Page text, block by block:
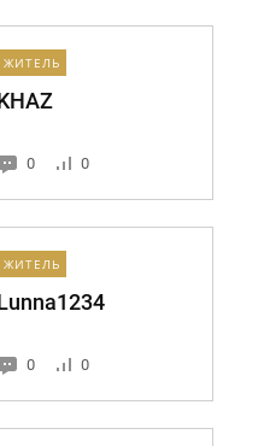
ЖИТЕЛЬ
0 0
ЖИТЕЛЬ
0 0